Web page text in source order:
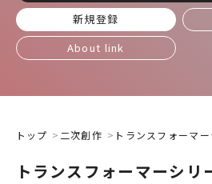
新規登録
About link
トップ 二次創作 トランスフォーマ
トランスフォーマーシリ